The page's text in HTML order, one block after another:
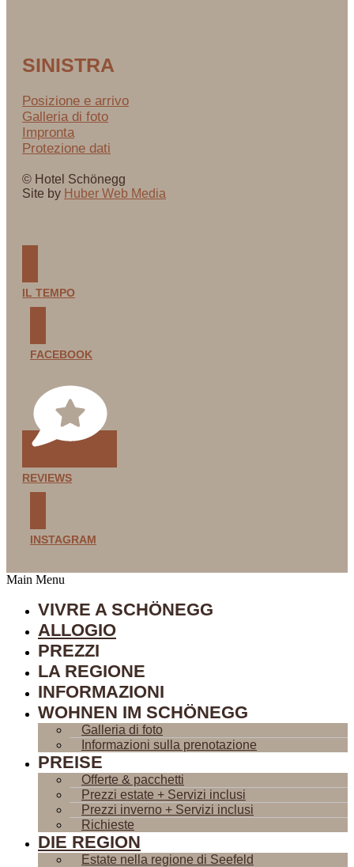
SINISTRA
Posizione e arrivo
Galleria di foto
Impronta
Protezione dati
© Hotel Schönegg
Site by Huber Web Media
IL TEMPO
FACEBOOK
REVIEWS
INSTAGRAM
Main Menu
VIVRE A SCHÖNEGG
ALLOGIO
PREZZI
LA REGIONE
INFORMAZIONI
WOHNEN IM SCHÖNEGG
Galleria di foto
Informazioni sulla prenotazione
PREISE
Offerte & pacchetti
Prezzi estate + Servizi inclusi
Prezzi inverno + Servizi inclusi
Richieste
DIE REGION
Estate nella regione di Seefeld